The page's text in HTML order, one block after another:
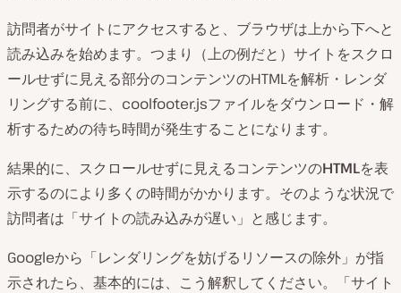
訪問者がサイトにアクセスすると、ブラウザは上から下へと
読み込みを始めます。つまり（上の例だと）サイトをスクロ
ールせずに見える部分のコンテンツのHTMLを解析・レンダ
リングする前に、coolfooter.jsファイルをダウンロード・解
析するための待ち時間が発生することになります。
結果的に、スクロールせずに見えるコンテンツのHTMLを表
示するのにより多くの時間がかかります。そのような状況で
訪問者は「サイトの読み込みが遅い」と感じます。
Googleから「レンダリングを妨げるリソースの除外」が指
示されたら、基本的には、こう解釈してください。「サイト